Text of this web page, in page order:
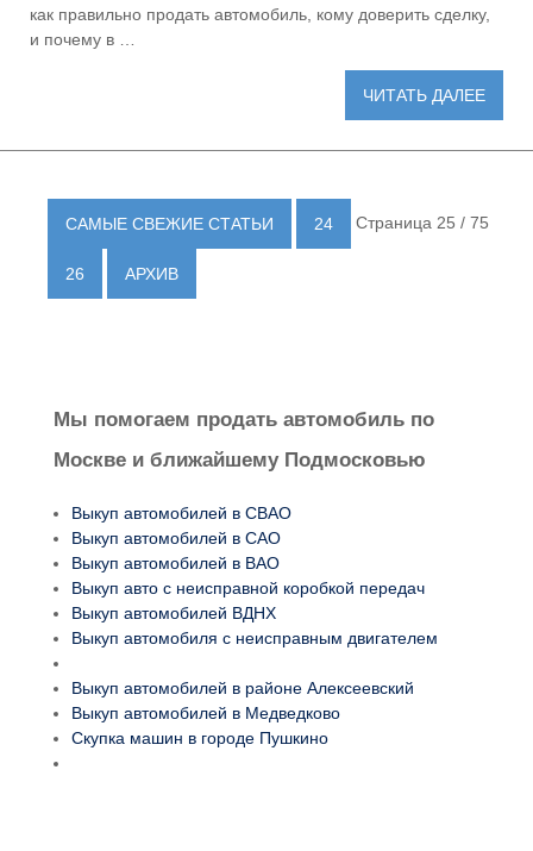
как правильно продать автомобиль, кому доверить сделку,
и почему в …
ЧИТАТЬ ДАЛЕЕ
САМЫЕ СВЕЖИЕ СТАТЬИ 24 Страница 25 / 75
26 АРХИВ
Мы помогаем продать автомобиль по
Москве и ближайшему Подмосковью
Выкуп автомобилей в СВАО
Выкуп автомобилей в САО
Выкуп автомобилей в ВАО
Выкуп авто с неисправной коробкой передач
Выкуп автомобилей ВДНХ
Выкуп автомобиля с неисправным двигателем
Выкуп автомобилей в районе Алексеевский
Выкуп автомобилей в Медведково
Скупка машин в городе Пушкино